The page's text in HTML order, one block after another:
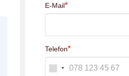
E-Mail*
Telefon*